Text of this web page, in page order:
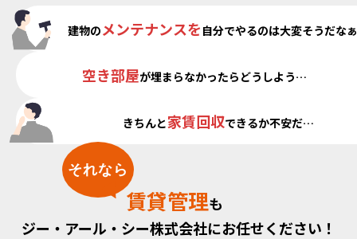
建物のメンテナンスを 自分でやるのは大変そうだな
空き部屋が埋まらなかったら どうしよう…
きちんと家賃回収できるか不安だ…
それなら
賃貸管理も
ジー・アール・シー株式会社にお任せください！